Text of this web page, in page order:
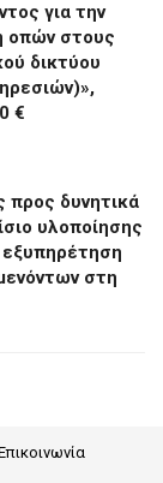
για την
οπών στους
δικτύου
€
δυνητικά
υλοποίησης
στη